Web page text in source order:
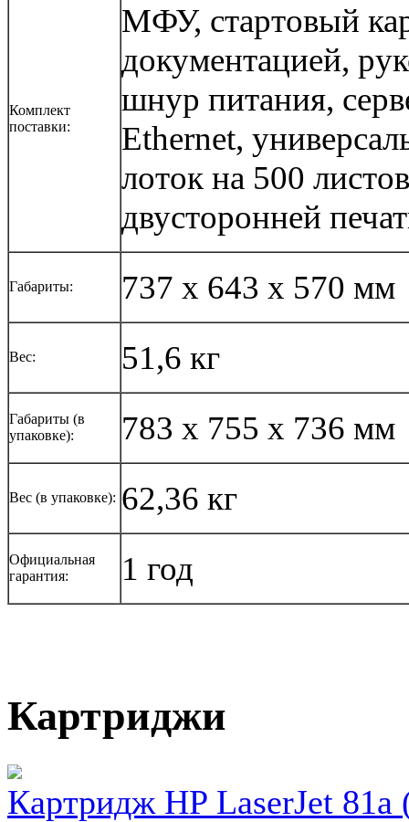
Комплект
поставки:
МФУ, стартовый
документацией,
шнур питания,
Ethernet,
лоток на 500
двусторонней
Габариты: 737 x 643 x 570 мм
Вес: 51,6 кг
Габариты (в
упаковке):
783 x 755 x 736 мм
Вес (в упаковке): 62,36 кг
Официальная
гарантия:
1 год
Картриджи
Картридж HP LaserJet